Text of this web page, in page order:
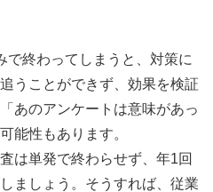
で終わってしまうと、対策に
うことができず、効果を検証
あのアンケートは意味があっ
能性もあります。
は単発で終わらせず、年1回
ましょう。そうすれば、従業